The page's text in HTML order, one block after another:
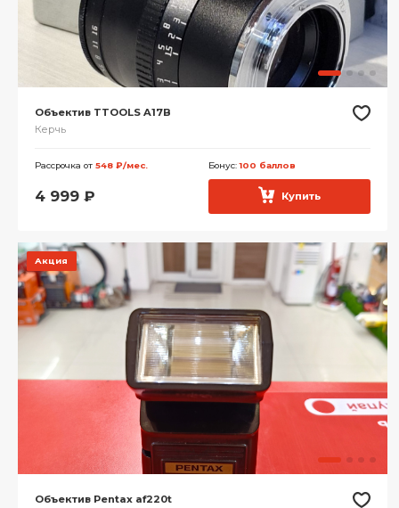
Объектив TTOOLS A17B
Керчь
Рассрочка от 548 ₽/мес. Бонус:100 баллов
4 999 ₽ Купить
Акция
Объектив Pentax af220t